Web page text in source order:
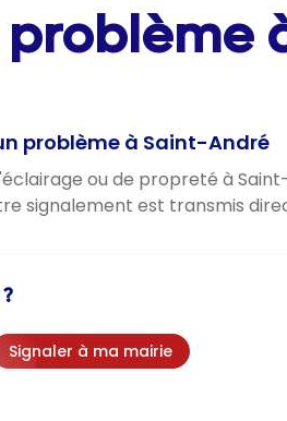
problème à Saint-André
ou de propreté à
signalement est transmis
Signaler à ma mairie